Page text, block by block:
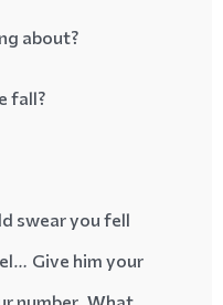
?Woman
about
?Barney
fall
swearyou fell
Give him your